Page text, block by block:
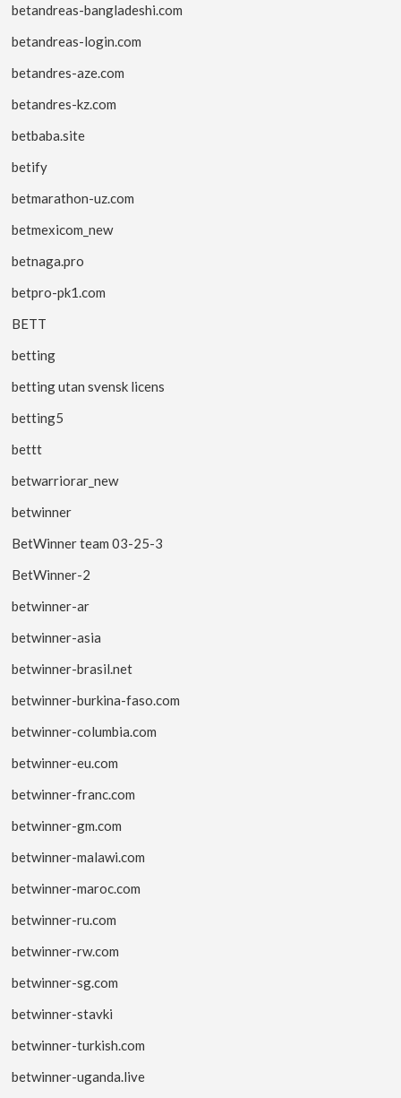
betandreas-bangladeshi.com
betandreas-login.com
betandres-aze.com
betandres-kz.com
betbaba.site
betify
betmarathon-uz.com
betmexicom_new
betnaga.pro
betpro-pk1.com
BETT
betting
betting utan svensk licens
betting5
bettt
betwarriorar_new
betwinner
BetWinner team 03-25-3
BetWinner-2
betwinner-ar
betwinner-asia
betwinner-brasil.net
betwinner-burkina-faso.com
betwinner-columbia.com
betwinner-eu.com
betwinner-franc.com
betwinner-gm.com
betwinner-malawi.com
betwinner-maroc.com
betwinner-ru.com
betwinner-rw.com
betwinner-sg.com
betwinner-stavki
betwinner-turkish.com
betwinner-uganda.live